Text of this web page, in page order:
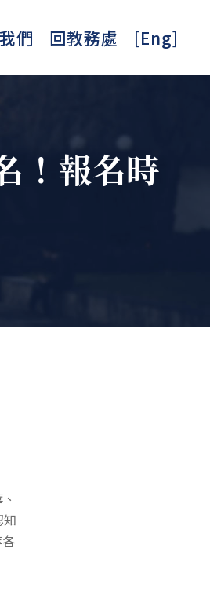
們 回教務處 [Eng]
！報名時